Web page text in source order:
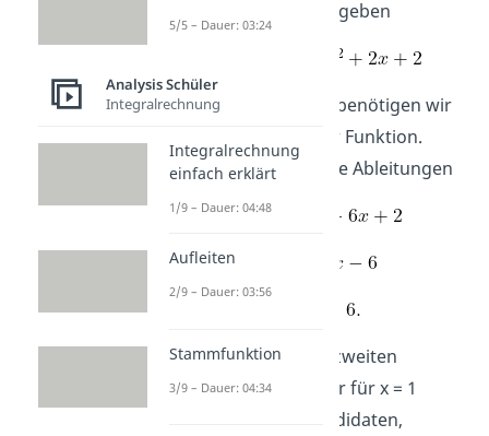
folgende Funktion gegeben
Schritt 1:
Zuallererst benötigen wir
die Wendepunkte der Funktion.
Dazu brauchen wir die Ableitungen
Nach Nullsetzen der zweiten
Ableitung erhalten wir für x = 1
einen möglichen Kandidaten,
5/5 – Dauer: 03:24
Analysis Schüler
Integralrechnung
Integralrechnung
einfach erklärt
1/9 – Dauer: 04:48
Aufleiten
2/9 – Dauer: 03:56
Stammfunktion
3/9 – Dauer: 04:34